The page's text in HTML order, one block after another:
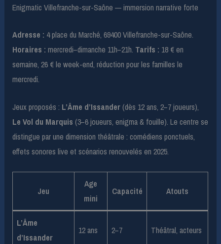
Enigmatic Villefranche-sur-Saône — immersion narrative forte
Adresse : 4 place du Marché, 69400 Villefranche-sur-Saône.
Horaires : mercredi–dimanche 11h–21h. Tarifs : 18 € en
semaine, 26 € le week-end, réduction pour les familles le
mercredi.
Jeux proposés : L’Âme d’Issander(dès 12 ans, 2–7 joueurs),
Le Vol du Marquis (3–6 joueurs, enigma & fouille). Le centre se
distingue par une dimension théâtrale : comédiens ponctuels,
effets sonores live et scénarios renouvelés en 2025.
Jeu
Age
mini
Capacité Atouts
L’Âme
d’Issander
12 ans 2–7 Théâtral, acteurs